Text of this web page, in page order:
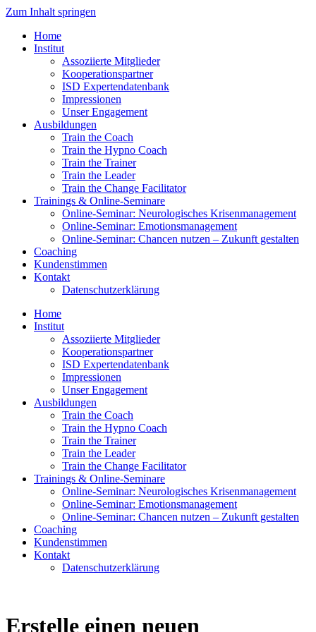
Zum Inhalt springen
Home
Institut
Assoziierte Mitglieder
Kooperationspartner
ISD Expertendatenbank
Impressionen
Unser Engagement
Ausbildungen
Train the Coach
Train the Hypno Coach
Train the Trainer
Train the Leader
Train the Change Facilitator
Trainings & Online-Seminare
Online-Seminar: Neurologisches Krisenmanagement
Online-Seminar: Emotionsmanagement
Online-Seminar: Chancen nutzen – Zukunft gestalten
Coaching
Kundenstimmen
Kontakt
Datenschutzerklärung
Home
Institut
Assoziierte Mitglieder
Kooperationspartner
ISD Expertendatenbank
Impressionen
Unser Engagement
Ausbildungen
Train the Coach
Train the Hypno Coach
Train the Trainer
Train the Leader
Train the Change Facilitator
Trainings & Online-Seminare
Online-Seminar: Neurologisches Krisenmanagement
Online-Seminar: Emotionsmanagement
Online-Seminar: Chancen nutzen – Zukunft gestalten
Coaching
Kundenstimmen
Kontakt
Datenschutzerklärung
Erstelle einen neuen